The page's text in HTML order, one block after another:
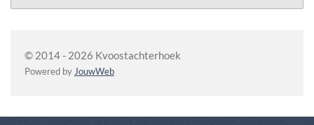
© 2014 - 2026 Kvoostachterhoek
Powered by JouwWeb